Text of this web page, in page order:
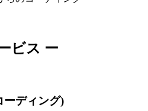
ビス ー
ーディング)